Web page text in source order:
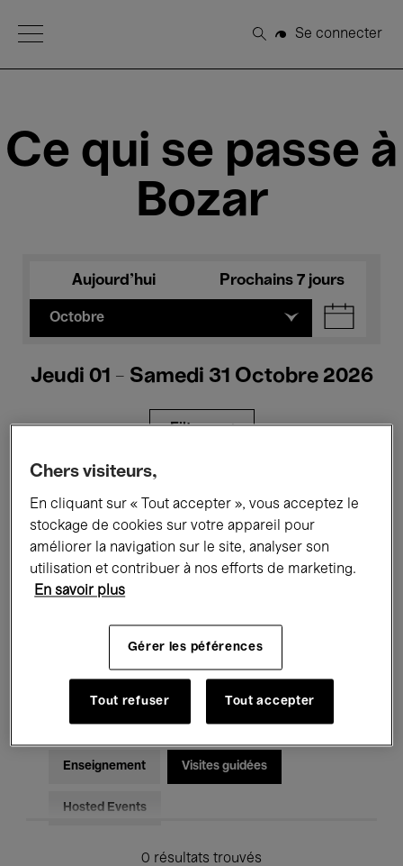
Open Menu
Rechercher
Se connecter
Ce qui se passe à
Bozar
Aujourd'hui Prochains 7 jours
Octobre
Jeudi 01 - Samedi 31 Octobre 2026
Filtres
Expositions Films Performances
Rencontres & Débats Jazz
Musique électronique
Pour tous Kids’ Palace
Enseignement Visites guidées
Hosted Events
0 résultats trouvés
Chers visiteurs,
En cliquant sur « Tout accepter », vous acceptez le
stockage de cookies sur votre appareil pour
améliorer la navigation sur le site, analyser son
utilisation et contribuer à nos efforts de marketing.
En savoir plus
Gérer les péférences
Tout refuser Tout accepter